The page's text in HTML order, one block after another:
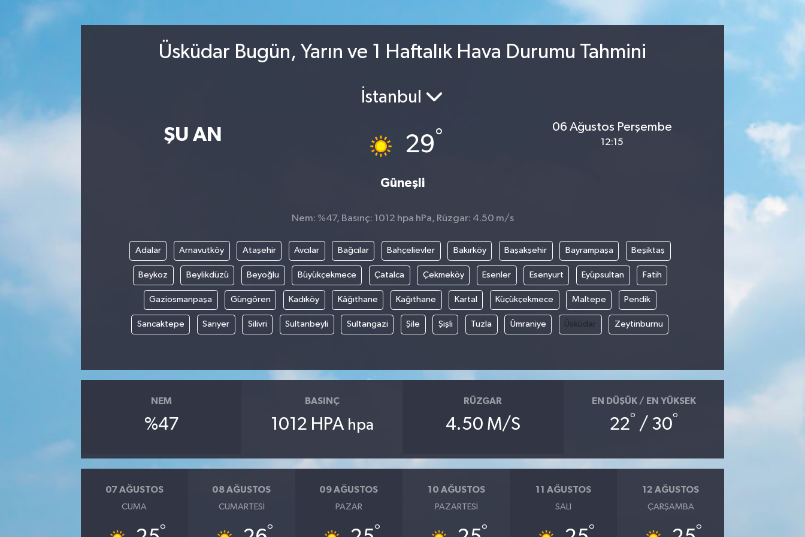
Üsküdar Bugün, Yarın ve 1 Haftalık Hava Durumu Tahmini
ŞU AN
İstanbul
29°
Güneşli
06 Ağustos Perşembe
12:15
Nem: %47, Basınç: 1012 hpa hPa, Rüzgar: 4.50 m/s
Adalar Arnavutköy Ataşehir Avcılar Bağcılar Bahçelievler Bakırköy Başakşehir Bayrampaşa Beşiktaş
Beykoz Beylikdüzü Beyoğlu Büyükçekmece Çatalca Çekmeköy Esenler Esenyurt Eyüpsultan Fatih
Gaziosmanpaşa Güngören Kadıköy Kâğıthane Kağıthane Kartal Küçükçekmece Maltepe Pendik
Sancaktepe Sarıyer Silivri Sultanbeyli Sultangazi Şile Şişli Tuzla Ümraniye Üsküdar Zeytinburnu
NEM
%47
BASINÇ
1012 HPA hpa
RÜZGAR
4.50 M/S
EN DÜŞÜK / EN YÜKSEK
22° / 30°
07 AĞUSTOS
CUMA
°
08 AĞUSTOS
CUMARTESI
°
09 AĞUSTOS
PAZAR
°
10 AĞUSTOS
PAZARTESI
°
11 AĞUSTOS
SALI
°
12 AĞUSTOS
ÇARŞAMBA
°
GÖKÇEBEY